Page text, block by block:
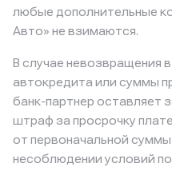
любые дополнительные
Авто» не взимаются.
В случае невозвращения
автокредита или суммы
банк-партнер оставляет
штраф за просрочку
от первоначальной
несоблюдении условий